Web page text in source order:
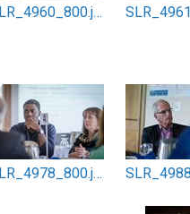
SLR_4960_800.jpg
SLR_4978_800.jpg